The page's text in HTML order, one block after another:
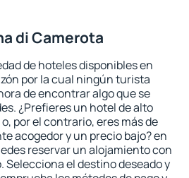
di Camerota
de hoteles disponibles en
por la cual ningún turista
de encontrar algo que se
¿Prefieres un hotel de alto
por el contrario, eres más de
acogedor y un precio bajo? en
reservar un alojamiento con
el destino deseado y